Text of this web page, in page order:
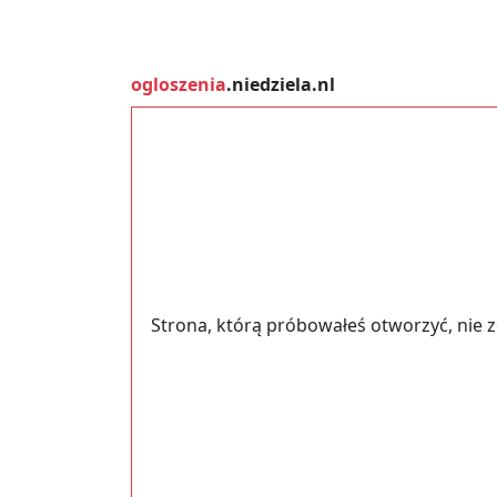
ogloszenia.niedziela.nl
Strona, którą próbowałeś otworzyć, nie